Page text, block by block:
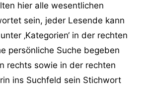
hier alle wesentlichen
sein, jeder Lesende kann
‚Kategorien‘ in der rechten
persönliche Suche begeben
rechts sowie in der rechten
ins Suchfeld sein Stichwort